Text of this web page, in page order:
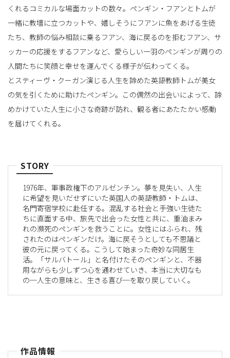
くれるコミカルな場面カットの数々。ペンギン・フアンとトムが
一緒に教壇に立つカットや、嬉しそうにフアンに魚をあげる生徒
たち、教師の悩み相談に乗るフアン、海に戻るのを拒むフアン、サ
ッカーの応援をするフアンなど、愛らしい一羽のペンギンが周りの
人間たちに笑顔と幸せを運んでくる様子が伝わってくる。
とスティーヴ・クーガン演じる人生を諦めた英語教師トムが美女
の気を引くために助けたペンギン。この偶然の出会いによって、諦
めかけていた人生に小さな奇跡が訪れ、観る者にあたたかい感動
を届けてくれる。
STORY
1976年、軍事政権下のアルゼンチン。夢を見失い、人生
に希望を見いだせずにいた英国人の英語教師・トムは、
名門寄宿学校に赴任する。混乱する社会と手強い生徒た
ちに直面する中、旅先で出会った女性と共に、重油まみ
れの瀕死のペンギンを救うことに。女性にはふられ、残
されたのはペンギンだけ。海に戻そうとしても不思議と
彼の元に戻ってくる。こうして始まった奇妙な同居生
活。「サルバトール」と名付けたそのペンギンと、不器
用ながらも少しずつ心を通わせていき、本当に大切なも
の─人生の意味と、生きる喜び─を取り戻していく。
作品情報